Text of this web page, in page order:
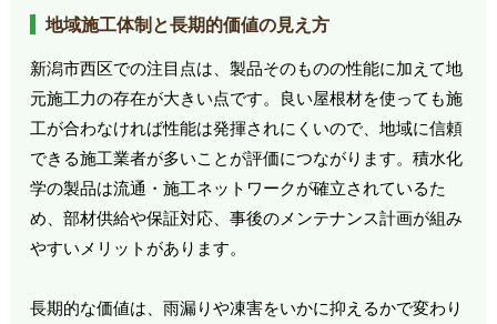
地域施工体制と長期的価値の見え方
新潟市西区での注目点は、製品そのものの性能に加えて地
元施工力の存在が大きい点です。良い屋根材を使っても施
工が合わなければ性能は発揮されにくいので、地域に信頼
できる施工業者が多いことが評価につながります。積水化
学の製品は流通・施工ネットワークが確立されているた
め、部材供給や保証対応、事後のメンテナンス計画が組み
やすいメリットがあります。
長期的な価値は、雨漏りや凍害をいかに抑えるかで変わり